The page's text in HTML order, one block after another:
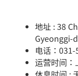
地址 : 38
Gyeonggi-
电话：
运营时间：